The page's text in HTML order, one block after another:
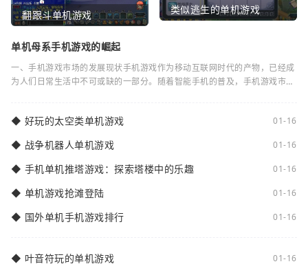
翻跟斗单机游戏 类似逃生的单机游戏
单机母系手机游戏的崛起
一、手机游戏市场的发展现状手机游戏作为移动互联网时代的产物，已经成
为人们日常生活中不可或缺的一部分。随着智能手机的普及，手机游戏市场
◆ 好玩的太空类单机游戏 01-16
◆ 战争机器人单机游戏 01-16
◆ 手机单机推塔游戏：探索塔楼中的乐趣 01-16
◆ 单机游戏抢滩登陆 01-16
◆ 国外单机手机游戏排行 01-16
◆ 叶音符玩的单机游戏 01-16